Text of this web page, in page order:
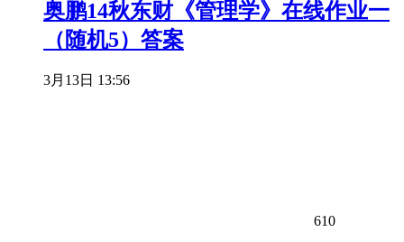
奥鹏14秋东财《管理学》在线作业一
（随机5）答案
3月13日 13:56
610